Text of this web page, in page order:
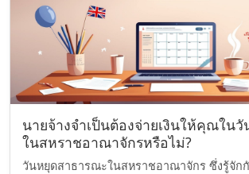
นายจ้างจำเป็นต้องจ่ายเงินให้คุณใน
ในสหราชอาณาจักรหรือไม่?
วันหยุดสาธารณะในสหราชอาณาจักร ซึ่งรู้จัก